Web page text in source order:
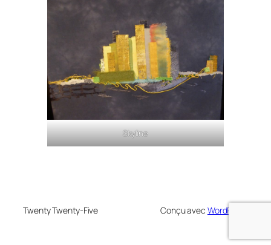
Skyline
Twenty Twenty-Five Conçu avec WordPress